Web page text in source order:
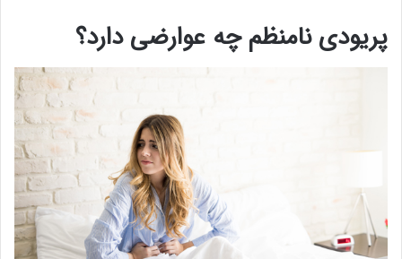
پریودی نامنظم چه عوارضی دارد؟